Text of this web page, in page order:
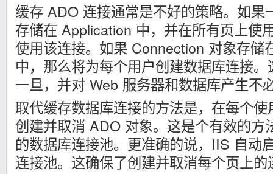
缓存 ADO 连接通常是不好的策略。如
存储在 Application 中，并在所有页上使
使用该连接。如果 Connection 对象存储
中，那么将为每个用户创建数据库连接
一旦，并对 Web 服务器和数据库产生不
取代缓存数据库连接的方法是，在每个
创建并取消 ADO 对象。这是个有效的方
的数据库连接池。更准确的说，IIS 自动
连接池。这确保了创建并取消每个页上